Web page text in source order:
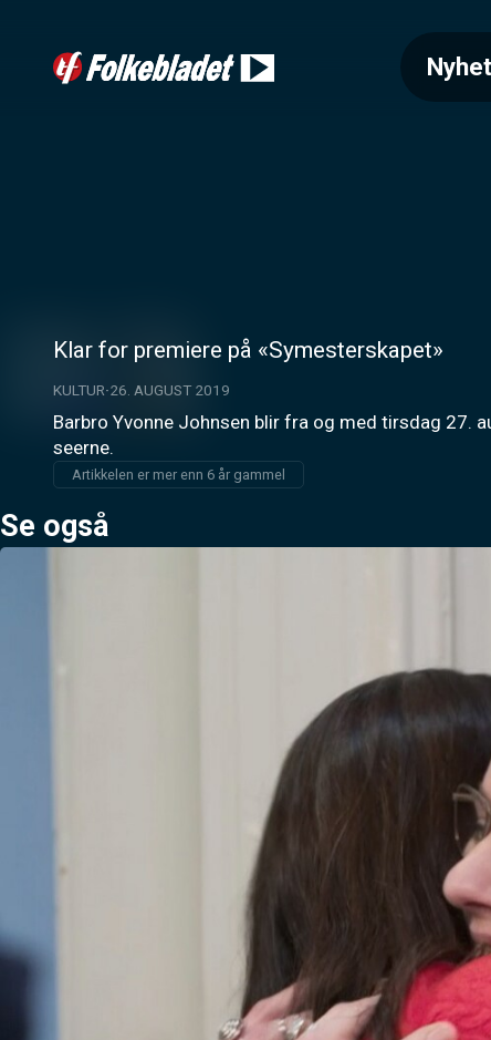
Klar for premiere på «Symesterskapet»
KULTUR 26. AUGUST 2019
Barbro Yvonne Johnsen blir fra og med tirsdag 27.
seerne.
Artikkelen er mer enn 6 år gammel
Se også